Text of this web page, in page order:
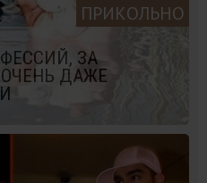
ПРИКОЛЬНО
ЗА
ДАЖЕ